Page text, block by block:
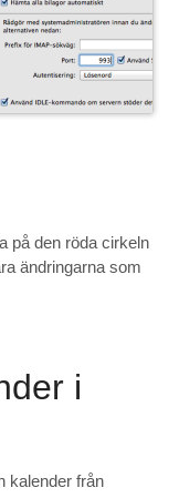
på den röda cirkeln
ändringarna som
i
kalender från